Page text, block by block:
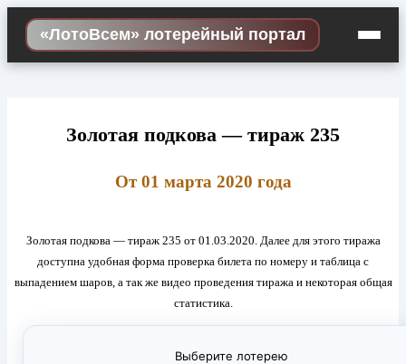
Skip
content
«ЛотоВсем» лотерейный портал
Золотая подкова — тираж 235
От 01 марта 2020 года
Золотая подкова — тираж 235 от 01.03.2020. Далее для этого тиража
доступна удобная форма проверка билета по номеру и таблица с
выпадением шаров, а так же видео проведения тиража и некоторая общая
статистика.
Выберите лотерею